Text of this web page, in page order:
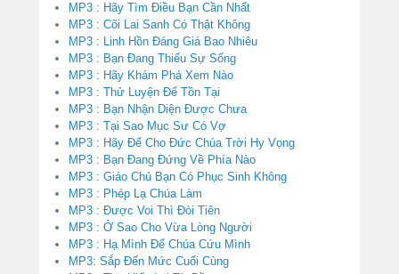
MP3 : Hãy Tìm Điều Bạn Cần Nhất
MP3 : Cõi Lai Sanh Có Thật Không
MP3 : Linh Hồn Đáng Giá Bao Nhiêu
MP3 : Bạn Đang Thiếu Sự Sống
MP3 : Hãy Khám Phá Xem Nào
MP3 : Thử Luyện Để Tồn Tại
MP3 : Bạn Nhận Diện Được Chưa
MP3 : Tại Sao Mục Sư Có Vợ
MP3 : Hãy Để Cho Đức Chúa Trời Hy Vọng
MP3 : Bạn Đang Đứng Về Phía Nào
MP3 : Giáo Chủ Bạn Có Phục Sinh Không
MP3 : Phép Lạ Chúa Làm
MP3 : Được Voi Thì Đòi Tiên
MP3 : Ở Sao Cho Vừa Lòng Người
MP3 : Hạ Mình Để Chúa Cứu Mình
MP3: Sắp Đến Mức Cuối Cùng